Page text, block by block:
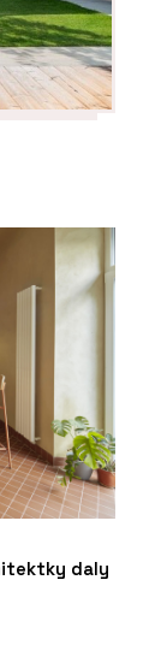
daly